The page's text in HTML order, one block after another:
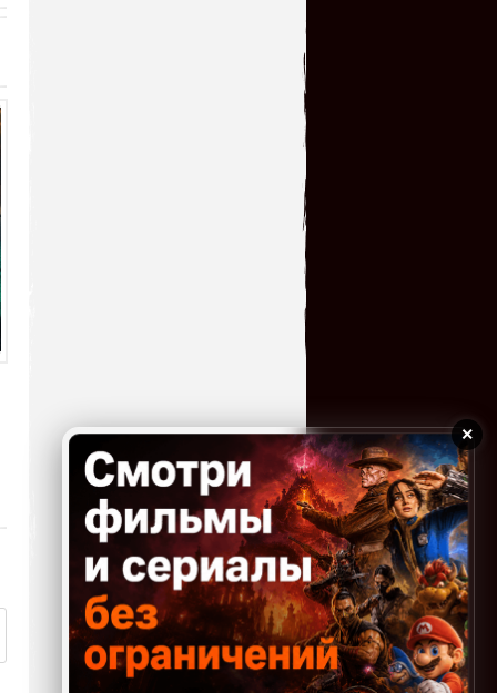
игрушка,огромное спасибо!!!
serg67 →
03.07.2026 17:28
Вот,толи дело игра как игра
без всяких заморочек,с
большим удовольствие
поиграл,огромное спасибо за игру!!!!
Homer →
03.07.2026 16:40
Такая себе игра, не зашла
хотя нравится этот жанр)
×